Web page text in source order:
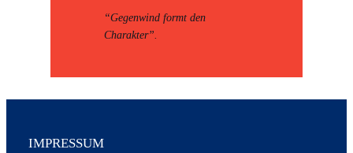
“Gegenwind formt den
Charakter”.
IMPRESSUM